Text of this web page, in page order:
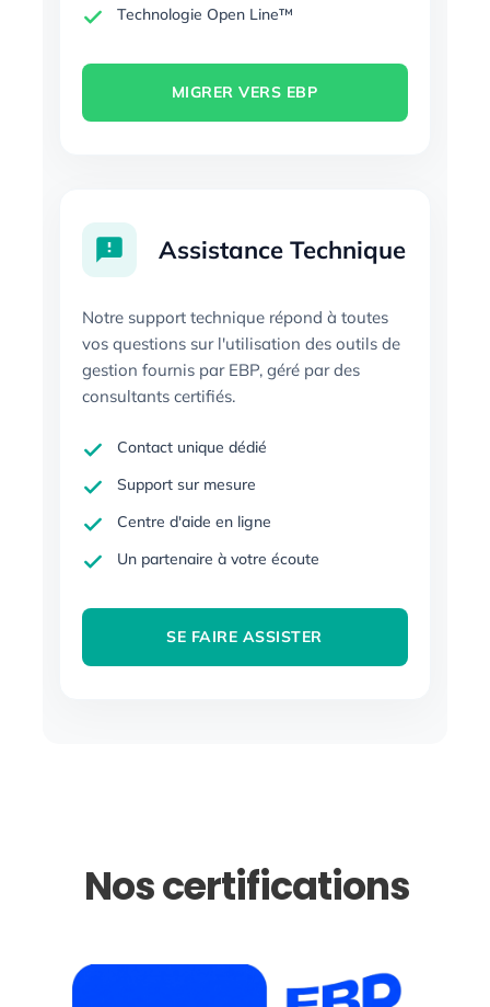
Technologie Open Line™
MIGRER VERS EBP
Assistance Technique
Notre support technique répond à toutes
vos questions sur l'utilisation des outils de
gestion fournis par EBP, géré par des
consultants certifiés.
Contact unique dédié
Support sur mesure
Centre d'aide en ligne
Un partenaire à votre écoute
SE FAIRE ASSISTER
Nos certifications